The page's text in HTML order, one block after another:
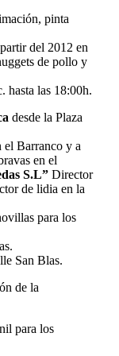
pinta
del 2012 en
de pollo y
hasta las 18:00h.
desde la Plaza
el Barranco y a
en el
S.L” Director
de lidia en la
para los
San Blas.
de la
para los